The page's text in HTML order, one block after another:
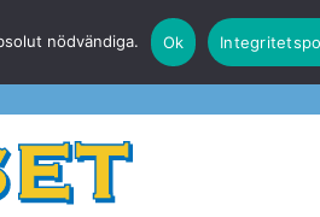
LOGGA IN
nödvändiga. Ok